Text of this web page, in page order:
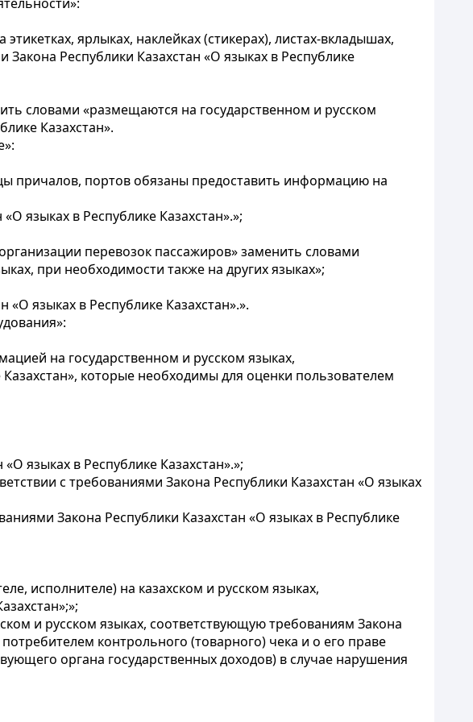
ярлыках, наклейках (стикерах), листах-вкладышах,
Республики Казахстан «О языках в Республике
словами «размещаются на государственном и русском
Казахстан».
причалов, портов обязаны предоставить информацию на
языках в Республике Казахстан».»;
перевозок пассажиров» заменить словами
при необходимости также на других языках»;
языках в Республике Казахстан».».
на государственном и русском языках,
которые необходимы для оценки пользователем
языках в Республике Казахстан».»;
с требованиями Закона Республики Казахстан «О языках
Закона Республики Казахстан «О языках в Республике
исполнителе) на казахском и русском языках,
и русском языках, соответствующую требованиям Закона
контрольного (товарного) чека и о его праве
органа государственных доходов) в случае нарушения